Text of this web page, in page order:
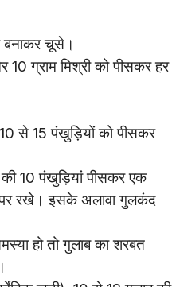
बनाकर चूसे।
10 ग्राम मिश्री को पीसकर हर
से 15 पंखुड़ियों को पीसकर
10 पंखुड़ियां पीसकर एक
पर रखे। इसके अलावा गुलकंद
हो तो गुलाब का शरबत